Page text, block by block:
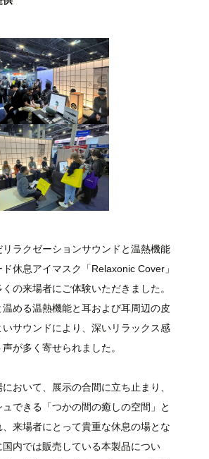
ラクゼーションサウンドと温熱機能
休息アイマスク「Relaxonic Cover」
の来場者にご体験いただきました。
温める温熱機能と耳および耳周辺の皮
いサウンドにより、深いリラックス感
が多く寄せられました。
おいて、展示の合間に立ち止まり、
できる「つかの間の癒しの空間」と
、来場者にとって貴重な休息の場とな
国内では販売している本製品につい